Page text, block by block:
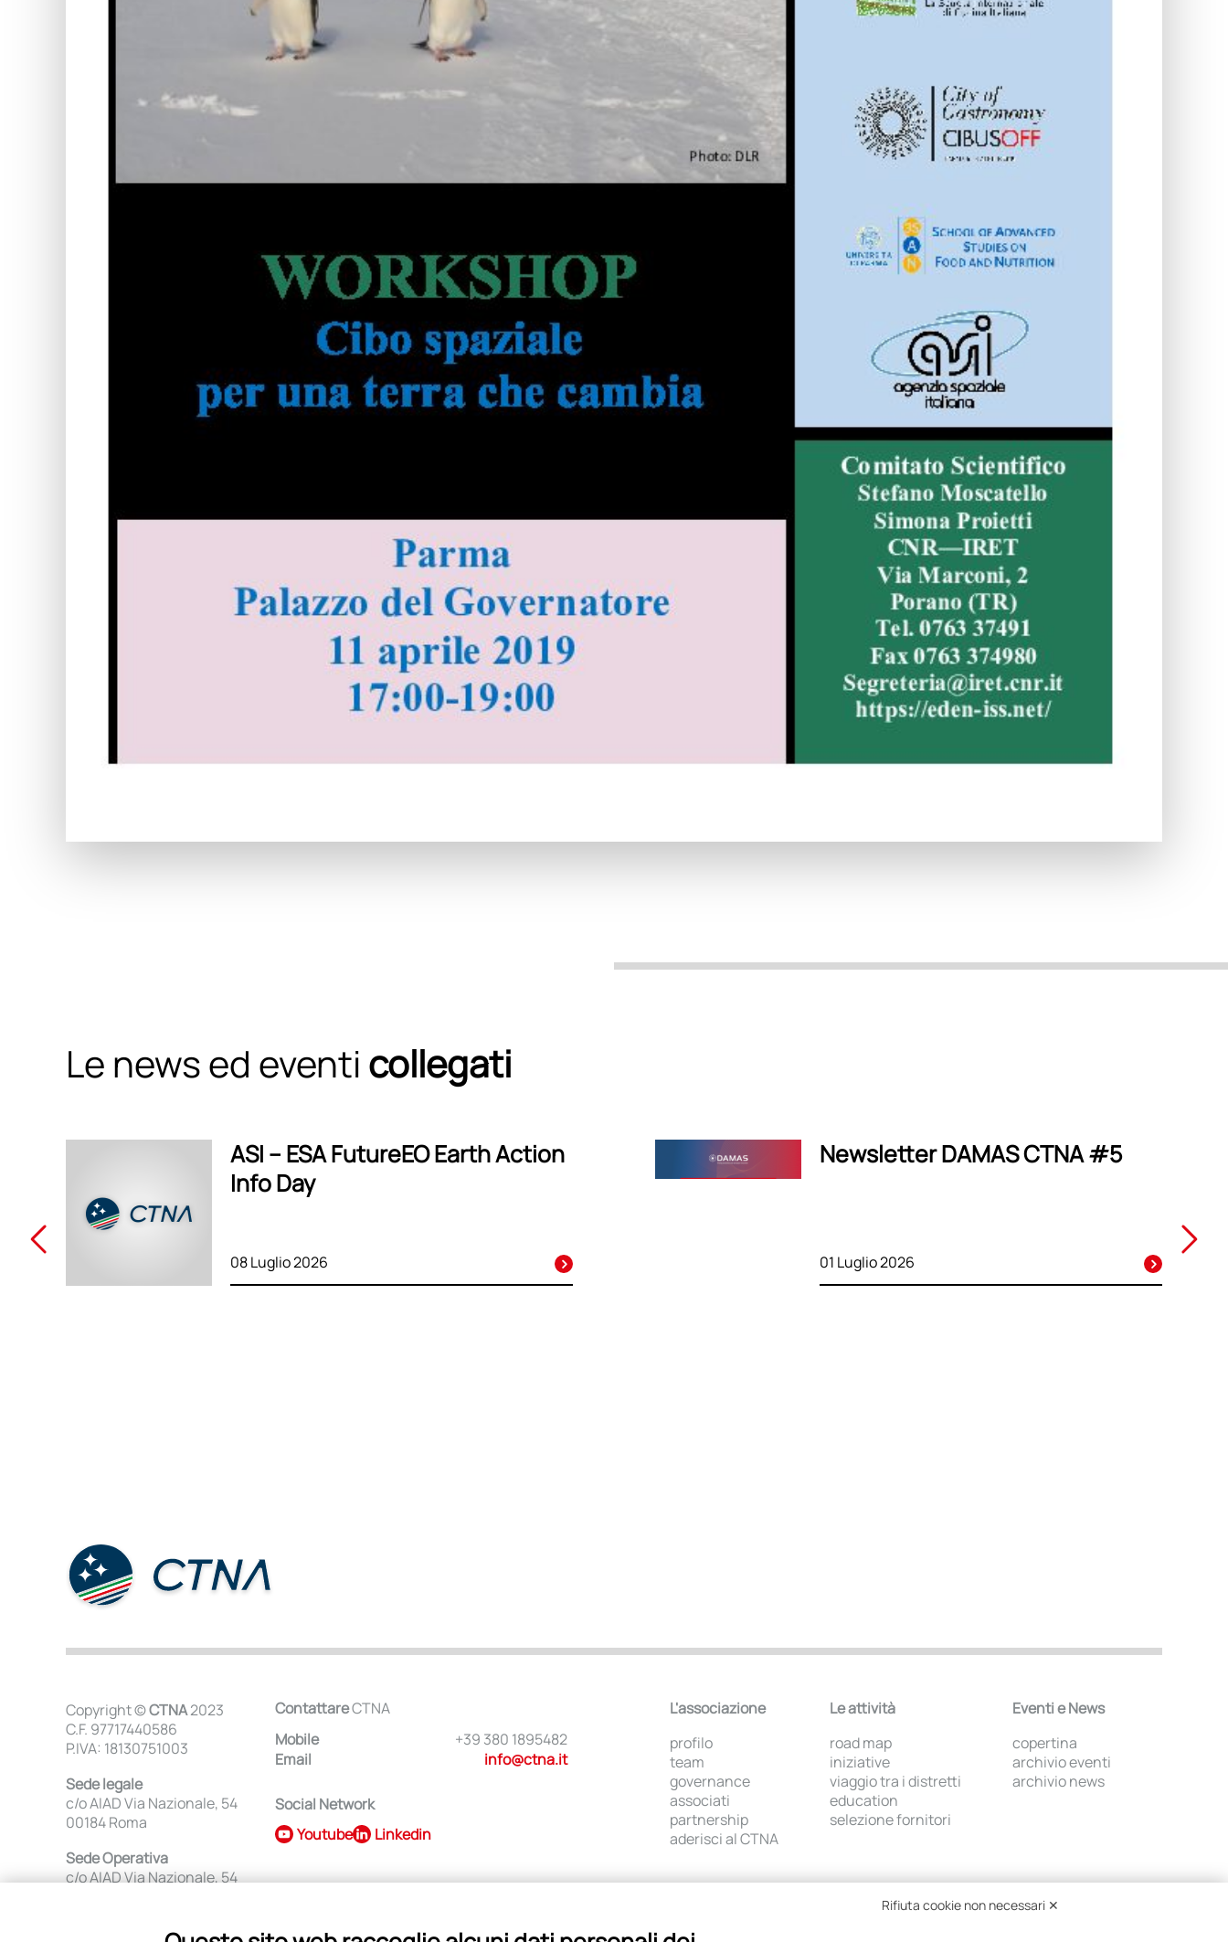
Le news ed eventi collegati
ASI – ESA FutureEO Earth Action
Info Day
08 Luglio 2026
Newsletter DAMAS CTNA #5
01 Luglio 2026
Copyright ©CTNA2023
C.F. 97717440586
P.IVA: 18130751003
Sede legale
c/o AIAD Via Nazionale, 54
00184 Roma
Sede Operativa
c/o AIAD Via Nazionale, 54
ContattareCTNA
Mobile
+39 380 1895482
Email
info@ctna.it
Social Network
Youtube
Linkedin
L'associazione
profilo
team
governance
associati
partnership
aderisci al CTNA
Le attività
road map
iniziative
viaggio tra i distretti
education
selezione fornitori
Eventi e News
copertina
archivio eventi
archivio news
Rifiuta cookie non necessari ✕